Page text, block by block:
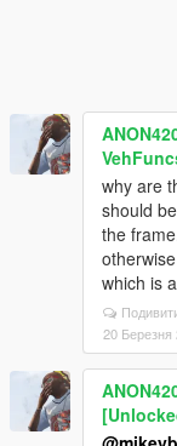
why are
should
the
which is
20 Березня